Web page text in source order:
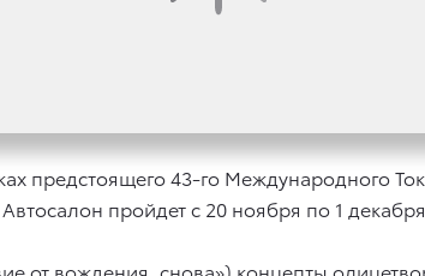
предстоящего 43-го Международного
пройдет с 20 ноября по 1
от вождения, снова») концепты